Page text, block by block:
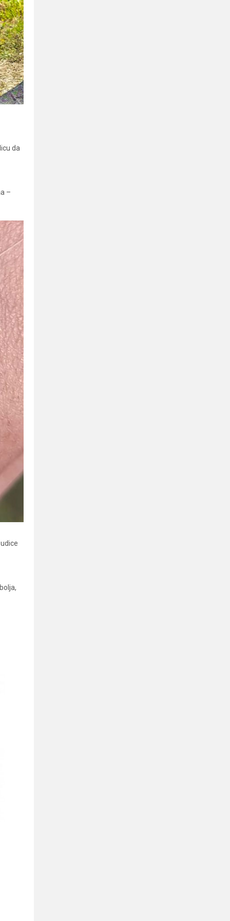
da
–